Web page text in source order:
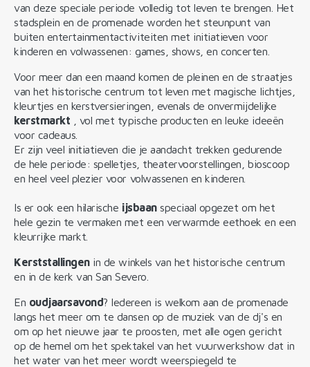
van deze speciale periode volledig tot leven te brengen. Het
stadsplein en de promenade worden het steunpunt van
buiten entertainmentactiviteiten met initiatieven voor
kinderen en volwassenen: games, shows, en concerten.
Voor meer dan een maand komen de pleinen en de straatjes
van het historische centrum tot leven met magische lichtjes,
kleurtjes en kerstversieringen, evenals de onvermijdelijke
kerstmarkt
, vol met typische producten en leuke ideeën
voor cadeaus.
Er zijn veel initiatieven die je aandacht trekken gedurende
de hele periode: spelletjes, theatervoorstellingen, bioscoop
en heel veel plezier voor volwassenen en kinderen.
Is er ook een hilarische ijsbaan speciaal opgezet om het
hele gezin te vermaken met een verwarmde eethoek en een
kleurrijke markt.
Kerststallingen in de winkels van het historische centrum
en in de kerk van San Severo.
En oudjaarsavond? Iedereen is welkom aan de promenade
langs het meer om te dansen op de muziek van de dj's en
om op het nieuwe jaar te proosten, met alle ogen gericht
op de hemel om het spektakel van het vuurwerkshow dat in
het water van het meer wordt weerspiegeld te